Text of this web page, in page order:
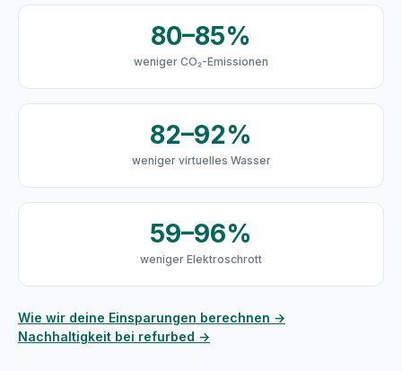
80–85%
weniger CO₂-Emissionen
82–92%
weniger virtuelles Wasser
59–96%
weniger Elektroschrott
Wie wir deine Einsparungen berechnen →
Nachhaltigkeit bei refurbed →